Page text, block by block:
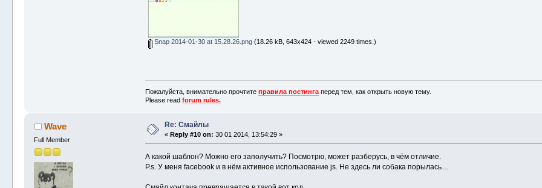
Snap 2014-01-30 at 15.28.26.png (18.26 kB, 643x424 - viewed 2249 times.)
Пожалуйста, внимательно прочтите правила постингаперед тем, как открыть новую тему.
Please read forum rules.
Wave
Full Member
Re: Смайлы
«Reply #10 on: 30 01 2014, 13:54:29 »
А какой шаблон? Можно его заполучить? Посмотрю, может разберусь, в чём отличие.
P.s. У меня facebook и в нём активное использование js. Не здесь ли собака порылась…